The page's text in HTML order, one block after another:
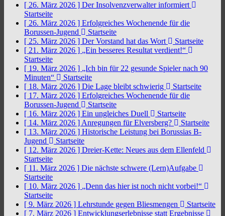
[ 26. März 2026 ] Der Insolvenzverwalter informiert
Startseite
[ 26. März 2026 ] Erfolgreiches Wochenende für die
Borussen-Jugend
Startseite
[ 25. März 2026 ] Der Vorstand hat das Wort
Startseite
[ 21. März 2026 ] „Ein besseres Resultat verdient!“
Startseite
[ 19. März 2026 ] „Ich bin für 22 gesunde Spieler nach 90
Minuten“
Startseite
[ 18. März 2026 ] Die Lage bleibt schwierig
Startseite
[ 17. März 2026 ] Erfolgreiches Wochenende für die
Borussen-Jugend
Startseite
[ 16. März 2026 ] Ein ungleiches Duell
Startseite
[ 14. März 2026 ] Anregungen für Elversberg?
Startseite
[ 13. März 2026 ] Historische Leistung bei Borussias B-
Jugend
Startseite
[ 12. März 2026 ] Dreier-Kette: Neues aus dem Ellenfeld
Startseite
[ 11. März 2026 ] Die nächste schwere (Lern)Aufgabe
Startseite
[ 10. März 2026 ] „Denn das hier ist noch nicht vorbei!“
Startseite
[ 9. März 2026 ] Lehrstunde gegen Bliesmengen
Startseite
[ 7. März 2026 ] Entwicklungserlebnisse statt Ergebnisse